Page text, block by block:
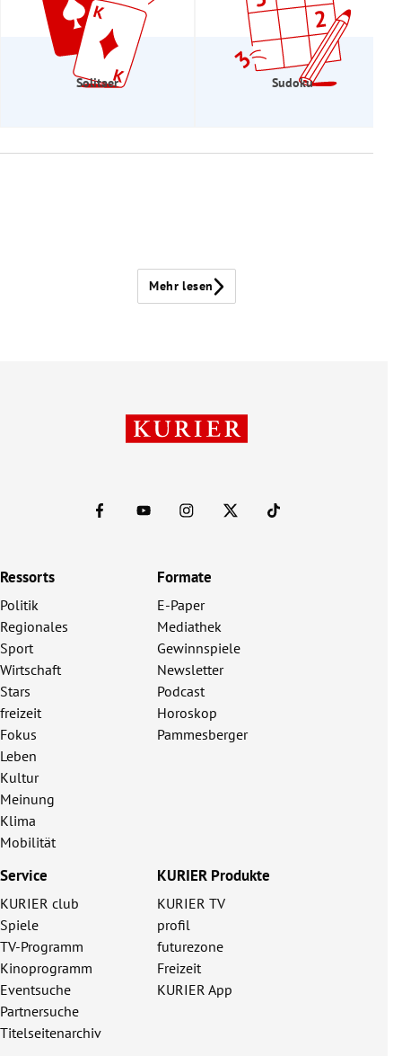
Solitaer Sudoku
Mehr lesen
Ressorts
Politik
Regionales
Sport
Wirtschaft
Stars
freizeit
Fokus
Leben
Kultur
Meinung
Klima
Mobilität
Formate
E-Paper
Mediathek
Gewinnspiele
Newsletter
Podcast
Horoskop
Pammesberger
Service
KURIER club
Spiele
TV-Programm
Kinoprogramm
Eventsuche
Partnersuche
Titelseitenarchiv
KURIER Produkte
KURIER TV
profil
futurezone
Freizeit
KURIER App